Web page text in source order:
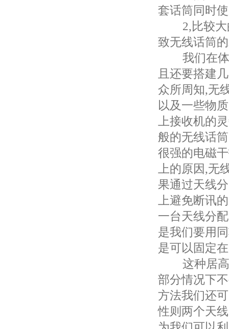
套话筒同时
2,比较大的
致无线话筒
我们在体
且还要搭建
众所周知,无
以及一些物
上接收机的
般的无线话
很强的电磁
上的原因,无
果通过天线
上避免断讯
一台天线分
是我们要用
是可以固定
这种居高
部分情况下
方法我们还
性则两个天